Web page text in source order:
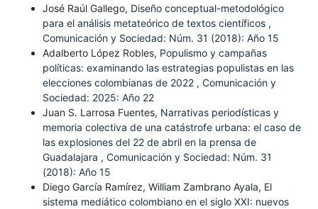
José Raúl Gallego, Diseño conceptual-metodológico
para el análisis metateórico de textos científicos ,
Comunicación y Sociedad: Núm. 31 (2018): Año 15
Adalberto López Robles, Populismo y campañas
políticas: examinando las estrategias populistas en las
elecciones colombianas de 2022 , Comunicación y
Sociedad: 2025: Año 22
Juan S. Larrosa Fuentes, Narrativas periodísticas y
memoria colectiva de una catástrofe urbana: el caso de
las explosiones del 22 de abril en la prensa de
Guadalajara , Comunicación y Sociedad: Núm. 31
(2018): Año 15
Diego García Ramírez, William Zambrano Ayala, El
sistema mediático colombiano en el siglo XXI: nuevos